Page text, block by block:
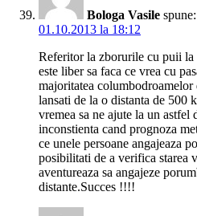
Bologa Vasile spune:
01.10.2013 la 18:12
Referitor la zborurile cu puii la
este liber sa faca ce vrea cu
majoritatea
lansati de la o distanta de 500
vremea sa ne ajute la un astfel
inconstienta cand prognoza
ce unele persoane angajeaza
posibilitati de a verifica starea
aventureaza sa angajeze
distante.Succes !!!!